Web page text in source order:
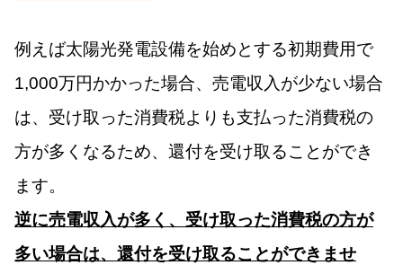
例えば太陽光発電設備を始めとする初期費用で
1,000万円かかった場合、売電収入が少ない場合
は、受け取った消費税よりも支払った消費税の
方が多くなるため、還付を受け取ることができ
ます。
逆に売電収入が多く、受け取った消費税の方が
多い場合は、還付を受け取ることができませ